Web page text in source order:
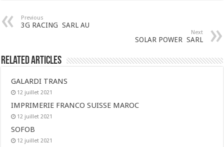
Previous
3G RACING SARL AU
Next
SOLAR POWER SARL
Related Articles
GALARDI TRANS
12 juillet 2021
IMPRIMERIE FRANCO SUISSE MAROC
12 juillet 2021
SOFOB
12 juillet 2021